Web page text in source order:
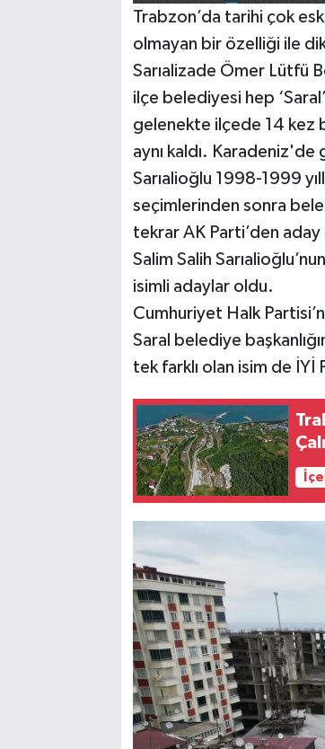
Trabzon’da tarihi çok
olmayan bir özelliği ile
Sarıalizade Ömer Lütfü
ilçe belediyesi hep
gelenekte ilçede 14 kez
aynı kaldı. Karadeniz'de
Sarıalioğlu 1998-1999
seçimlerinden sonra
tekrar AK Parti’den
Salim Salih
isimli adaylar oldu.
Cumhuriyet Halk
Saral belediye
tek farklı olan isim de İYİ